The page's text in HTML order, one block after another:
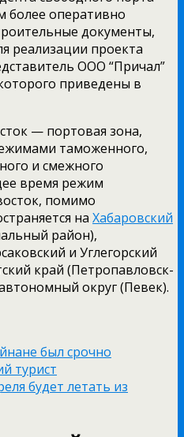
более оперативно
документы,
реализации проекта
ООО “Причал”
приведены в
— портовая зона,
таможенного,
и смежного
время режим
помимо
на Хабаровский
район),
и Углегорский
край (Петропавловск-
округ (Певек).
был срочно
турист
будет летать из